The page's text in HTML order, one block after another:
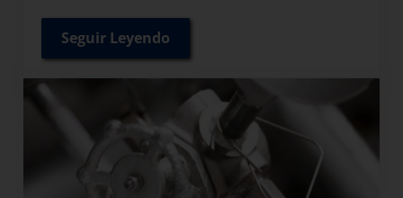
Seguir LeyendoMonitoreo de purgadores de vapor